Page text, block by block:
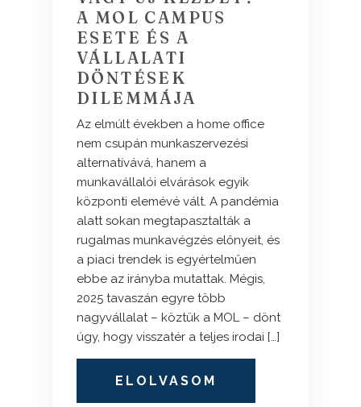
A MOL CAMPUS
ESETE ÉS A
VÁLLALATI
DÖNTÉSEK
DILEMMÁJA
Az elmúlt években a home office
nem csupán munkaszervezési
alternatívává, hanem a
munkavállalói elvárások egyik
központi elemévé vált. A pandémia
alatt sokan megtapasztalták a
rugalmas munkavégzés előnyeit, és
a piaci trendek is egyértelműen
ebbe az irányba mutattak. Mégis,
2025 tavaszán egyre több
nagyvállalat – köztük a MOL – dönt
úgy, hogy visszatér a teljes irodai […]
ELOLVASOM